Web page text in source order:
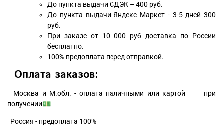
До пункта выдачи СДЭК – 400 руб.
До пункта выдачи Яндекс Маркет - 3-5 дней 300
руб.
При заказе от 10 000 руб доставка по России
бесплатно.
100% предоплата перед отправкой.
Оплата заказов:
Москва и М.обл. - оплата наличными или картой при
получении💵
Россия - предоплата 100%